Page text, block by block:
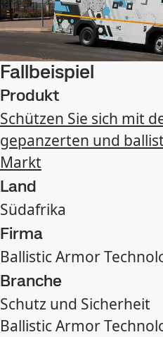
Fallbeispiel
Produkt
Schützen Sie sich mit
gepanzerten und
Markt
Land
Südafrika
Firma
Ballistic Armor
Branche
Schutz und Sicherheit
Ballistic Armor